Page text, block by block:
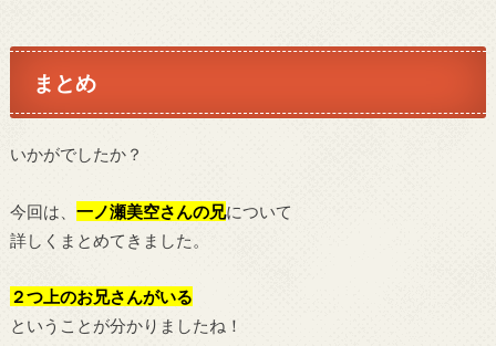
まとめ
いかがでしたか？
今回は、 一ノ瀬美空さんの兄について
詳しくまとめてきました。
２つ上のお兄さんがいる
ということが分かりましたね！